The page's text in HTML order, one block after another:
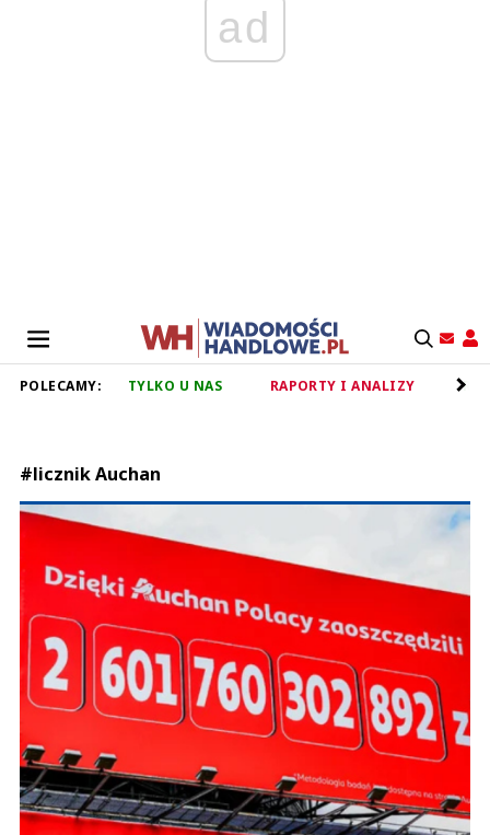
ad
POLECAMY: TYLKO U NAS RAPORTY I ANALIZY
#licznik Auchan